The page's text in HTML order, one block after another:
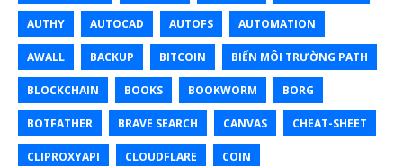
AUTHY AUTOCAD AUTOFS AUTOMATION
AWALL BACKUP BITCOIN BIẾN MÔI TRƯỜNG PATH
BLOCKCHAIN BOOKS BOOKWORM BORG
BOTFATHER BRAVE SEARCH CANVAS CHEAT-SHEET
CLIPROXYAPI CLOUDFLARE COIN